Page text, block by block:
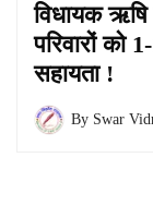
विधायक ऋषि
परिवारों को
सहायता !
By Swar